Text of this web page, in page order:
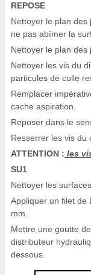
REPOSE
Nettoyer le plan
ne pas abîmer la
Nettoyer le plan des
Nettoyer les vis du
particules de colle
Remplacer
cache aspiration.
Reposer dans le
Resserrer les vis du
ATTENTION : les
SU1
Nettoyer les
Appliquer un filet de
mm.
Mettre une goutte
distributeur
dessous.